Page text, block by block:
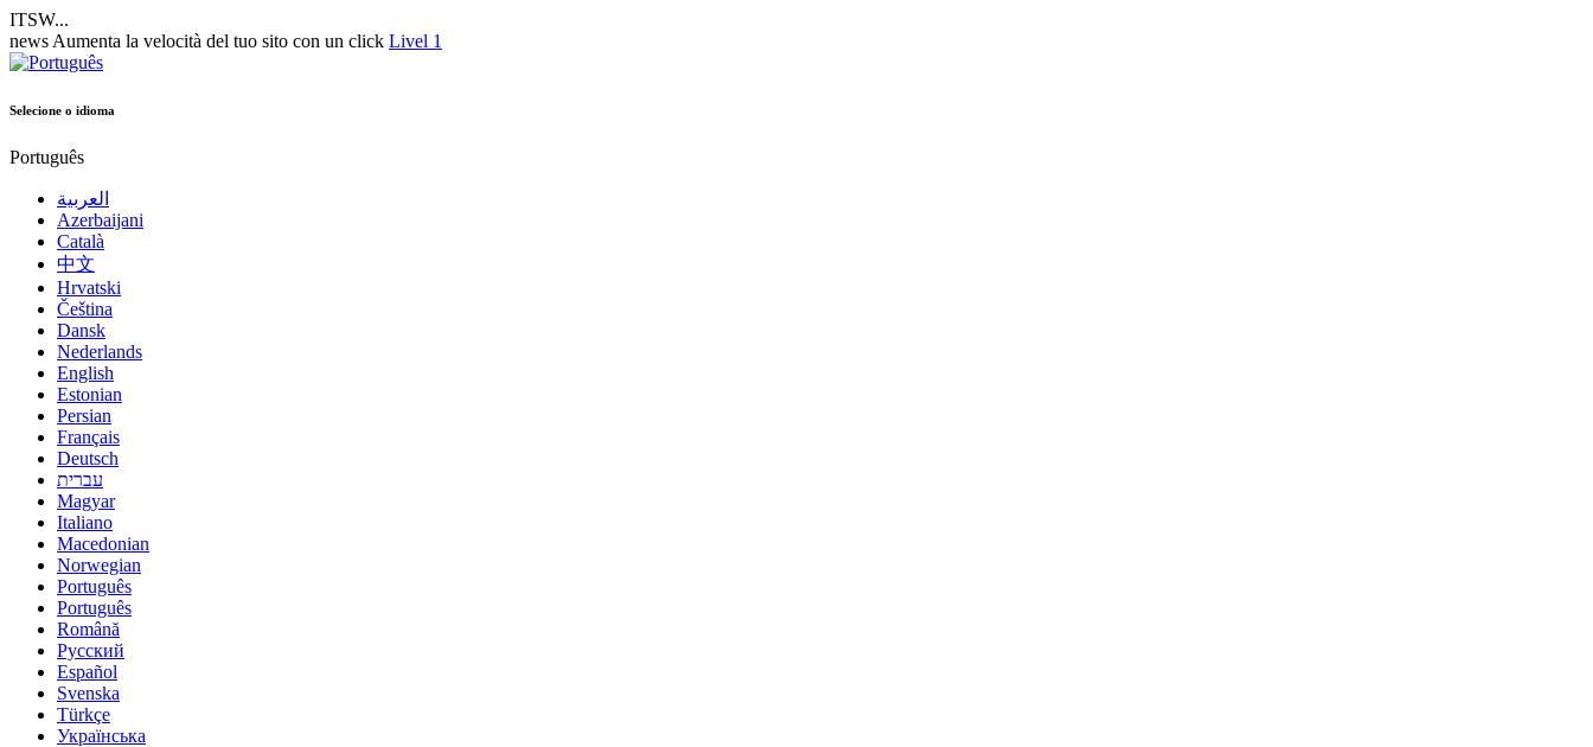
ITSW...
news Aumenta la velocità del tuo sito con un click Livel 1
Selecione o idioma
Português
العربية
Azerbaijani
Català
中文
Hrvatski
Čeština
Dansk
Nederlands
English
Estonian
Persian
Français
Deutsch
עברית
Magyar
Italiano
Macedonian
Norwegian
Português
Português
Română
Русский
Español
Svenska
Türkçe
Українська